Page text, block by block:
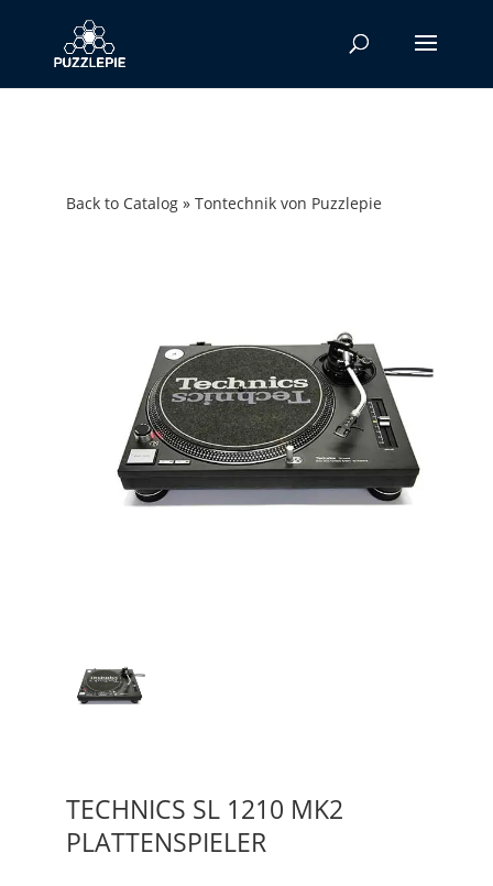
Back to Catalog Tontechnik von Puzzlepie
TECHNICS SL 1210 MK2
PLATTENSPIELER